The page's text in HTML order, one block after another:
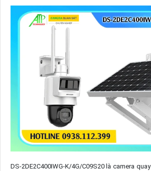
DS-2DE2C400IWG-K/4G/C09S20 là camera